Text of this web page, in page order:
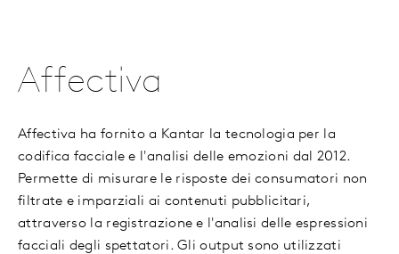
Affectiva
Affectiva ha fornito a Kantar la tecnologia per la
codifica facciale e l'analisi delle emozioni dal 2012.
Permette di misurare le risposte dei consumatori non
filtrate e imparziali ai contenuti pubblicitari,
attraverso la registrazione e l'analisi delle espressioni
facciali degli spettatori. Gli output sono utilizzati